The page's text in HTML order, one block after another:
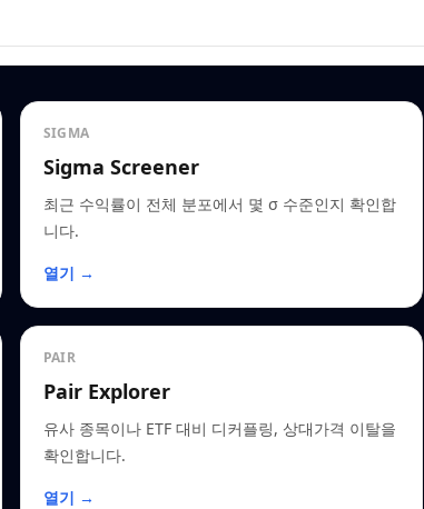
SIGMA
Sigma Screener
최근 수익률이 전체 분포에서 몇 σ 수준인지 확인합
니다.
열기 →
PAIR
Pair Explorer
유사 종목이나 ETF 대비 디커플링, 상대가격 이탈을
확인합니다.
열기 →